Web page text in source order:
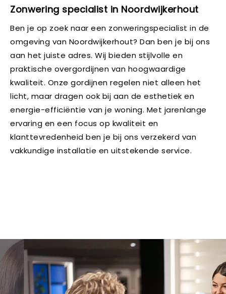
Zonwering specialist in Noordwijkerhout
Ben je op zoek naar een zonweringspecialist in de
omgeving van Noordwijkerhout? Dan ben je bij ons
aan het juiste adres. Wij bieden stijlvolle en
praktische overgordijnen van hoogwaardige
kwaliteit. Onze gordijnen regelen niet alleen het
licht, maar dragen ook bij aan de esthetiek en
energie-efficiëntie van je woning. Met jarenlange
ervaring en een focus op kwaliteit en
klanttevredenheid ben je bij ons verzekerd van
vakkundige installatie en uitstekende service.